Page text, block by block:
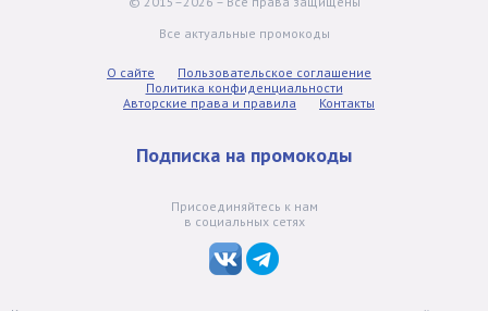
Все актуальные промокоды
О сайте
Пользовательское соглашение
Политика конфиденциальности
Авторские права и правила
Контакты
Подписка на промокоды
Присоединяйтесь к нам
в социальных сетях